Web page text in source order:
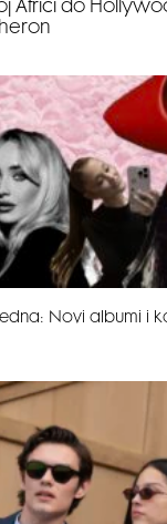
Africi do
Novi albumi i